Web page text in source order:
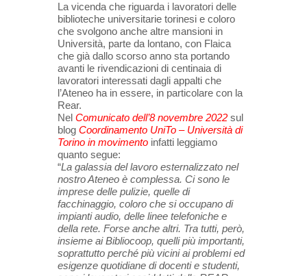
La vicenda che riguarda i lavoratori delle
biblioteche universitarie torinesi e coloro
che svolgono anche altre mansioni in
Università, parte da lontano, con Flaica
che già dallo scorso anno sta portando
avanti le rivendicazioni di centinaia di
lavoratori interessati dagli appalti che
l’Ateneo ha in essere, in particolare con la
Rear.
Nel Comunicato dell’8 novembre 2022 sul
blog Coordinamento UniTo – Università di
Torino in movimento infatti leggiamo
quanto segue:
“La galassia del lavoro esternalizzato nel
nostro Ateneo è complessa. Ci sono le
imprese delle pulizie, quelle di
facchinaggio, coloro che si occupano di
impianti audio, delle linee telefoniche e
della rete. Forse anche altri. Tra tutti, però,
insieme ai Bibliocoop, quelli più importanti,
soprattutto perché più vicini ai problemi ed
esigenze quotidiane di docenti e studenti,